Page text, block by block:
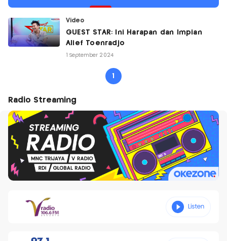
Video
GUEST STAR: Ini Harapan dan Impian
Alief Toenradjo
1 September 2024
1
Radio Streaming